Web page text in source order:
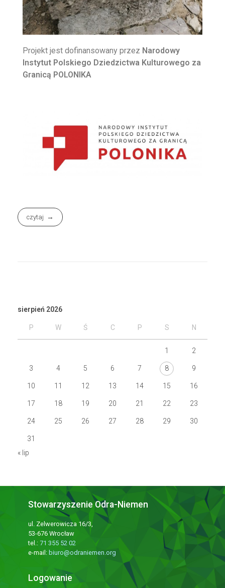
Projekt jest dofinansowany przez Narodowy
Instytut Polskiego Dziedzictwa Kulturowego za
Granicą POLONIKA
czytaj
sierpień 2026
P W Ś C P S N
1 2
3 4 5 6 7 8 9
10 11 12 13 14 15 16
17 18 19 20 21 22 23
24 25 26 27 28 29 30
31
« lip
Stowarzyszenie Odra-Niemen
ul. Zelwerowicza 16/3,
53-676 Wrocław
tel.: 71 355 52 02
e-mail: biuro@odraniemen.org
Logowanie